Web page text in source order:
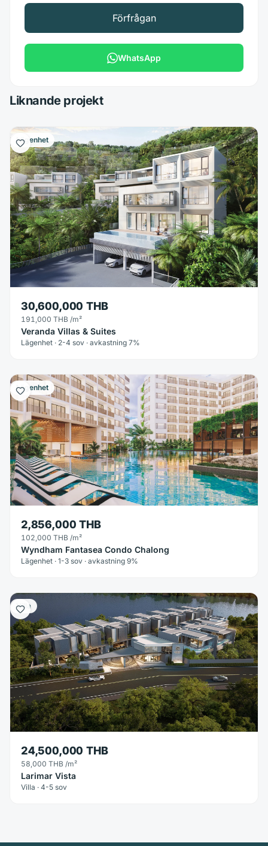
Förfrågan
WhatsApp
Liknande projekt
Lägenhet
30,600,000 THB
191,000 THB /m²
Veranda Villas & Suites
Lägenhet · 2-4 sov · avkastning 7%
Lägenhet
2,856,000 THB
102,000 THB /m²
Wyndham Fantasea Condo Chalong
Lägenhet · 1-3 sov · avkastning 9%
Villa
24,500,000 THB
58,000 THB /m²
Larimar Vista
Villa · 4-5 sov